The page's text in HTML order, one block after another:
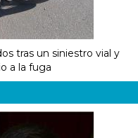
tras un siniestro vial y
a la fuga